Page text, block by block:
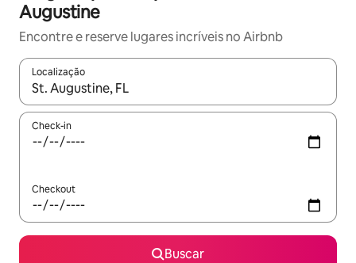
Augustine
Encontre e reserve lugares incríveis no Airbnb
Localização
Quando os resultados estiverem disponíveis, explore-os
Check-in
Checkout
Buscar